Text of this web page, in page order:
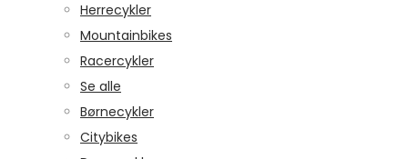
Herrecykler
Mountainbikes
Racercykler
Se alle
Børnecykler
Citybikes